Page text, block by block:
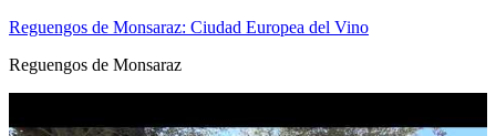
Reguengos de Monsaraz: Ciudad Europea del Vino
Reguengos de Monsaraz